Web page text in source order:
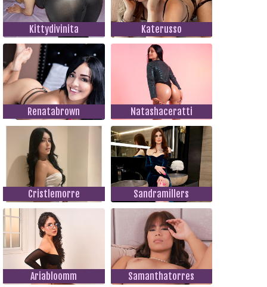
Kittydivinita Katerusso
Renatabrown Natashaceratti
Cristlemorre Sandramillers
Ariabloomm Samanthatorres